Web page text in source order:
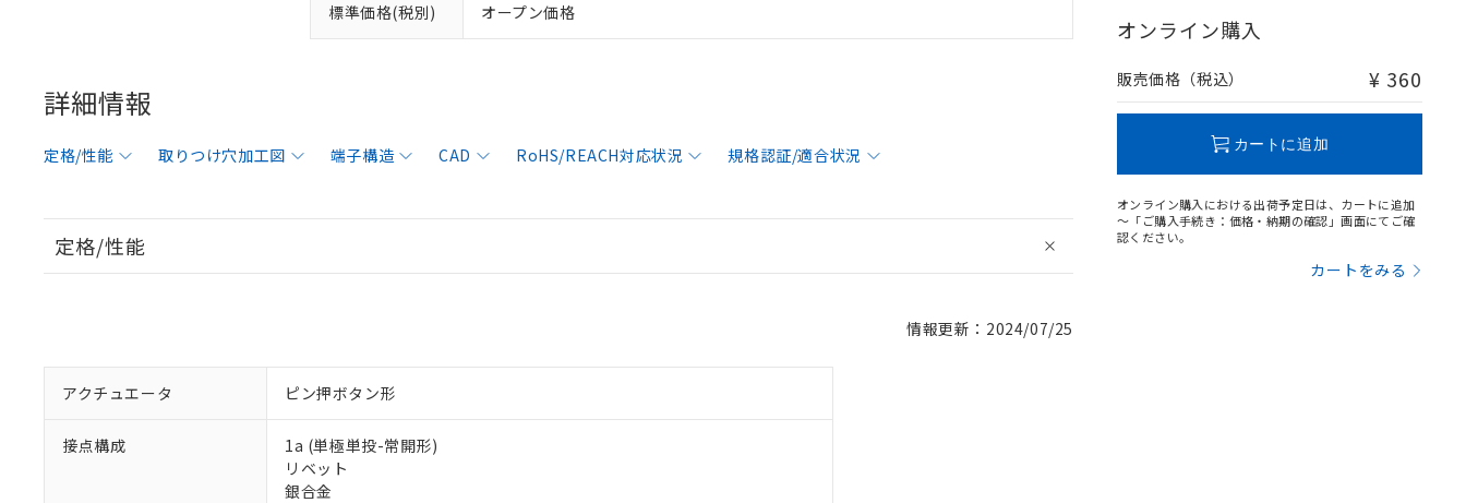
標準価格(税別) オープン価格
詳細情報
定格/性能 取りつけ穴加工図 端子構造 CAD RoHS/REACH対応状況 規格認証/適合状況
定格/性能
情報更新：2024/07/25
アクチュエータ ピン押ボタン形
接点構成
1a (単極単投-常開形)
リベット
銀合金
オンライン購入
販売価格（税込） ¥ 360
カートに追加
オンライン購入における出荷予定日は、カートに追加
～「ご購入手続き：価格・納期の確認」画面にてご確
認ください。
カートをみる